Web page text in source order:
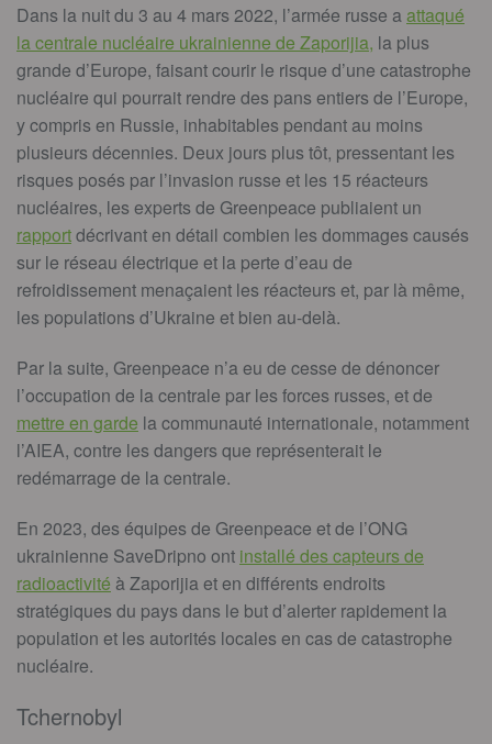
Dans la nuit du 3 au 4 mars 2022, l’armée russe aattaqué
la centrale nucléaire ukrainienne de Zaporijia, la plus
grande d’Europe, faisant courir le risque d’une catastrophe
nucléaire qui pourrait rendre des pans entiers de l’Europe,
y compris en Russie, inhabitables pendant au moins
plusieurs décennies. Deux jours plus tôt, pressentant les
risques posés par l’invasion russe et les 15 réacteurs
nucléaires, les experts de Greenpeace publiaient un
rapportdécrivant en détail combien les dommages causés
sur le réseau électrique et la perte d’eau de
refroidissement menaçaient les réacteurs et, par là même,
les populations d’Ukraine et bien au-delà.
Par la suite, Greenpeace n’a eu de cesse de dénoncer
l’occupation de la centrale par les forces russes, et de
mettre en garde la communauté internationale, notamment
l’AIEA, contre les dangers que représenterait le
redémarrage de la centrale.
En 2023, des équipes de Greenpeace et de l’ONG
ukrainienne SaveDripno ont installé des capteurs de
radioactivité à Zaporijia et en différents endroits
stratégiques du pays dans le but d’alerter rapidement la
population et les autorités locales en cas de catastrophe
nucléaire.
Tchernobyl